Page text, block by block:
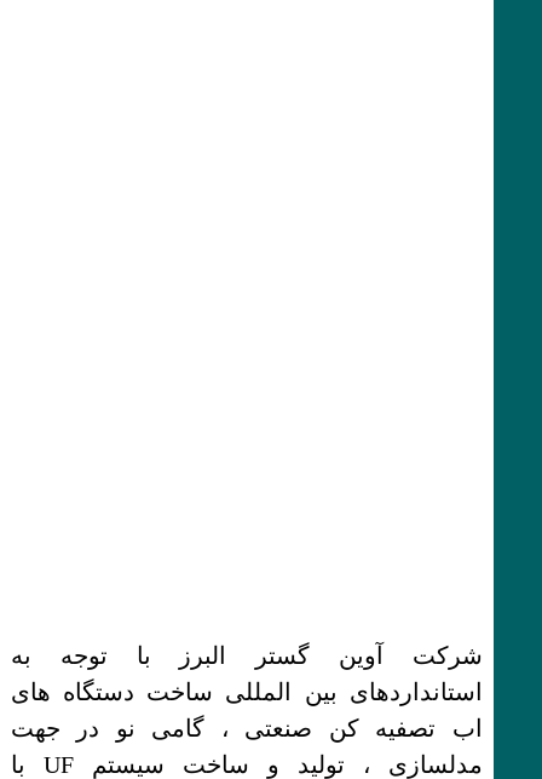
شرکت آوین گستر البرز با توجه به
استانداردهای بین المللی ساخت دستگاه های
اب تصفیه کن صنعتی ، گامی نو در جهت
مدلسازی ، تولید و ساخت سیستم UF با